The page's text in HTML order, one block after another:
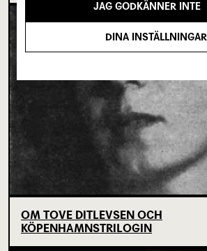
OM TOVE DITLEVSEN OCH
KÖPENHAMNSTRILOGIN
JAG GODKÄNNER INTE
DINA INSTÄLLNINGAR